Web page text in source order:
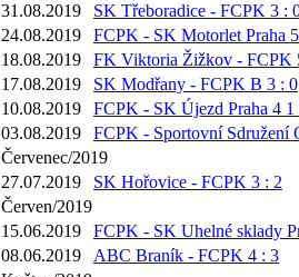
31.08.2019
SK Třeboradice - FCPK 3 :
24.08.2019
FCPK - SK Motorlet Praha
18.08.2019
FK Viktoria Žižkov - FCPK
17.08.2019
SK Modřany - FCPK B 3 : 0
10.08.2019
FCPK - SK Újezd Praha 4 1
03.08.2019
FCPK - Sportovní Sdružení
Červenec/2019
27.07.2019
SK Hořovice - FCPK 3 : 2
Červen/2019
15.06.2019
FCPK - SK Uhelné sklady
08.06.2019
ABC Braník - FCPK 4 : 3